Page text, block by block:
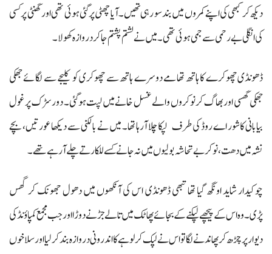
دیکھ کر کبھی کی اپنے کمروں میں بند سو رہی تھیں۔ آیا چھٹی پر گئی ہوئی تھی اور گھنٹی پر کسی
کی انگلی بے رحمی سے جمی ہوئی تھی۔ میں نے لشتم پشتم جا کر دروازہ کھولا۔
ڈھونڈی چھوکرے کا ہاتھ تھامے دوسرے ہاتھ سے چھوکری کو کلیجے سے لگائے جھکی
جھکی گھسی اور بھاگ کر نوکروں والے غسل خانے میں لپت ہوگئی۔ دور سڑک پر غول
بیابانی کاشور اے روڈ کی طرف لپکا چلا آرہا تھا۔ میں نے بالکنی سے دیکھا عورتیں، بچے
نشہ میں دھت، نوکر بے تحاشہ بولیوں میں نہ جانے کسے للکارتے چلے آرہے تھے۔
چوکیدار شاید اونگھ گیا تھا تبھی ڈھونڈی اس کی آنکھوں میں دھول جھونک کر گھس
پڑی۔ وہ اس کے پیچھے لپکنے کے بجائے پھاٹک میں تالے جڑنے دوڑا اور جب مجمع کمپاؤنڈ کی
دیوار پر چڑھ کر پھاندنے لگا تو اس نے لپک کر لوہے کا اندرونی دروازہ بند کر لیا اور سلاخوں